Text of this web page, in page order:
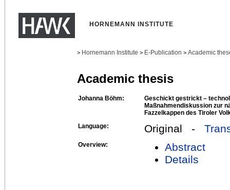
HORNEMANN INSTITUTE
> Hornemann Institute > E-Publication > Academic
Academic thesis
Johanna Böhm:
Geschickt gestrickt –
Maßnahmendiskussion zur
Fazzelkappen des Tiroler
Language:
Original -
Overview:
Abstract
Details